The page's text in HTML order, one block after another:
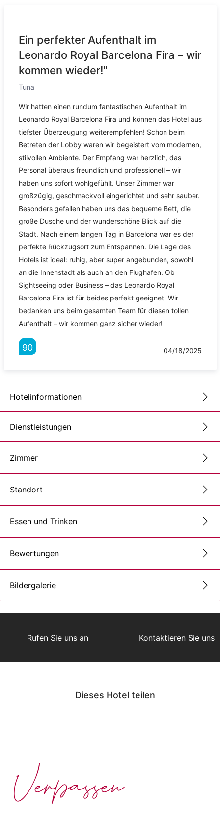
Ein perfekter Aufenthalt im
Leonardo Royal Barcelona Fira – wir
kommen wieder!"
Tuna
Wir hatten einen rundum fantastischen Aufenthalt im
Leonardo Royal Barcelona Fira und können das Hotel aus
tiefster Überzeugung weiterempfehlen! Schon beim
Betreten der Lobby waren wir begeistert vom modernen,
stilvollen Ambiente. Der Empfang war herzlich, das
Personal überaus freundlich und professionell – wir
haben uns sofort wohlgefühlt. Unser Zimmer war
großzügig, geschmackvoll eingerichtet und sehr sauber.
Besonders gefallen haben uns das bequeme Bett, die
große Dusche und der wunderschöne Blick auf die
Stadt. Nach einem langen Tag in Barcelona war es der
perfekte Rückzugsort zum Entspannen. Die Lage des
Hotels ist ideal: ruhig, aber super angebunden, sowohl
an die Innenstadt als auch an den Flughafen. Ob
Sightseeing oder Business – das Leonardo Royal
Barcelona Fira ist für beides perfekt geeignet. Wir
bedanken uns beim gesamten Team für diesen tollen
Aufenthalt – wir kommen ganz sicher wieder!
90 04/18/2025
Hotelinformationen
Dienstleistungen
Zimmer
Standort
Essen und Trinken
Bewertungen
Bildergalerie
Rufen Sie uns an Kontaktieren Sie uns
Dieses Hotel teilen
Verpassen